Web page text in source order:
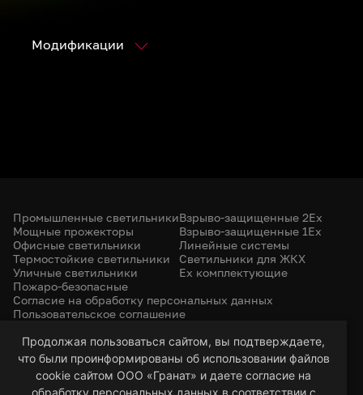
Модификации
Продолжая пользоваться сайтом, вы подтверждаете,
что были проинформированы об использовании файлов
cookie сайтом ООО «Гранат» и даете согласие на
обработку персональных данных в соответствии с
Промышленные светильники
Мощные прожекторы
Офисные светильники
Термостойкие светильники
Уличные светильники
Пожаро-безопасные
Взрыво-защищенные 2Ex
Взрыво-защищенные 1Ex
Линейные системы
Светильники для ЖКХ
Ex комплектующие
Согласие на обработку персональных данных
Пользовательское соглашение
+7 (385) 299-31-31
led-22@bk.ru
г. Барнаул, 656053
ул. Северо-Западная, 57/99